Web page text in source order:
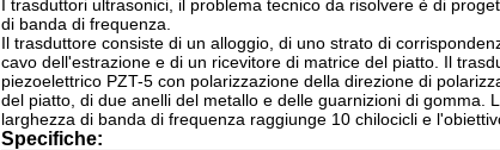
I trasduttori ultrasonici, il problema tecnico da risolvere è di
di banda di frequenza.
Il trasduttore consiste di un alloggio, di uno strato di
cavo dell'estrazione e di un ricevitore di matrice del piatto. Il
piezoelettrico PZT-5 con polarizzazione della direzione di
del piatto, di due anelli del metallo e delle guarnizioni di
larghezza di banda di frequenza raggiunge 10 chilocicli e
Specifiche: